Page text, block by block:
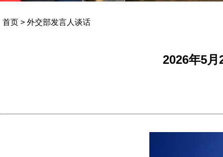
首页 > 外交部发言人谈话
2026年5